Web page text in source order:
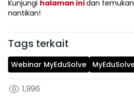
Kunjungi halaman inidan
nantikan!
Tags terkait
Webinar MyEduSolve
1,996